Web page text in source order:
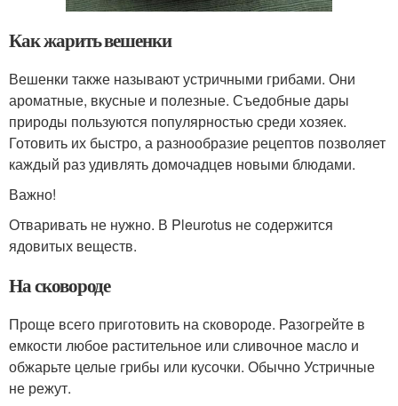
Как жарить вешенки
Вешенки также называют устричными грибами. Они
ароматные, вкусные и полезные. Съедобные дары
природы пользуются популярностью среди хозяек.
Готовить их быстро, а разнообразие рецептов позволяет
каждый раз удивлять домочадцев новыми блюдами.
Важно!
Отваривать не нужно. В Pleurotus не содержится
ядовитых веществ.
На сковороде
Проще всего приготовить на сковороде. Разогрейте в
емкости любое растительное или сливочное масло и
обжарьте целые грибы или кусочки. Обычно Устричные
не режут.